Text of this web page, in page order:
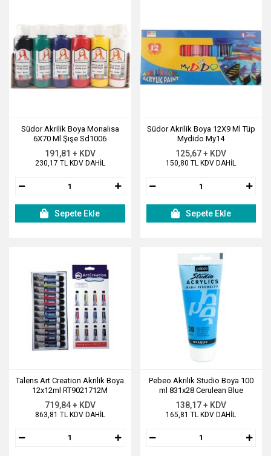
Südor Akrilik Boya Monalısa
6X70 Ml Şışe Sd1006
191,81 + KDV
230,17 TL KDV DAHİL
Sepete Ekle
Südor Akrilik Boya 12X9 Ml Tüp
Mydido My14
125,67 + KDV
150,80 TL KDV DAHİL
Sepete Ekle
Talens Art Creation Akrilik Boya
12x12ml RT9021712M
719,84 + KDV
863,81 TL KDV DAHİL
Pebeo Akrilik Studio Boya 100
ml 831x28 Cerulean Blue
138,17 + KDV
165,81 TL KDV DAHİL